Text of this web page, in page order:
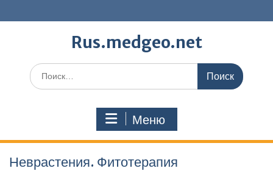
к
Rus.medgeo.net
Поиск
по:
Меню
Неврастения. Фитотерапия